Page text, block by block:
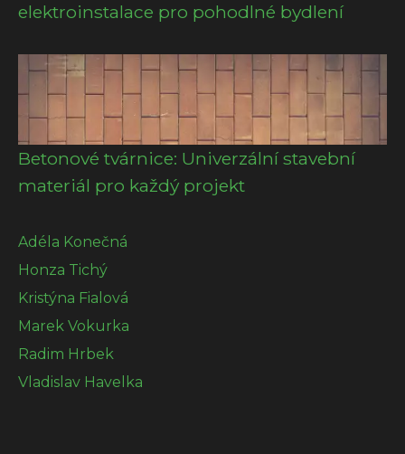
elektroinstalace pro pohodlné bydlení
Betonové tvárnice: Univerzální stavební
materiál pro každý projekt
Adéla Konečná
Honza Tichý
Kristýna Fialová
Marek Vokurka
Radim Hrbek
Vladislav Havelka